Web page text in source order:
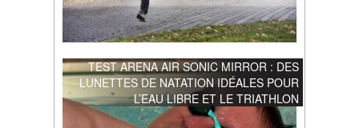
TEST ARENA AIR SONIC MIRROR : DES
LUNETTES DE NATATION IDÉALES POUR
L’EAU LIBRE ET LE TRIATHLON